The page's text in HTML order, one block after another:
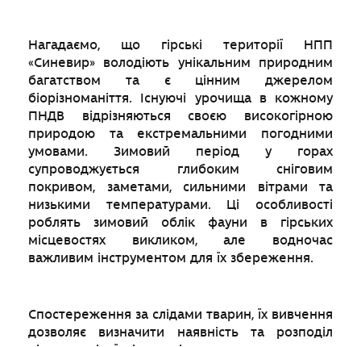
Нагадаємо, що гірські території НПП
«Синевир» володіють унікальним природним
багатством та є цінним джерелом
біорізноманіття. Існуючі урочища в кожному
ПНДВ відрізняються своєю високогірною
природою та екстремальними погодними
умовами. Зимовий період у горах
супроводжується глибоким сніговим
покривом, заметами, сильними вітрами та
низькими температурами. Ці особливості
роблять зимовий облік фауни в гірських
місцевостях викликом, але водночас
важливим інструментом для їх збереження.
Спостереження за слідами тварин, їх вивчення
дозволяє визначити наявність та розподіл